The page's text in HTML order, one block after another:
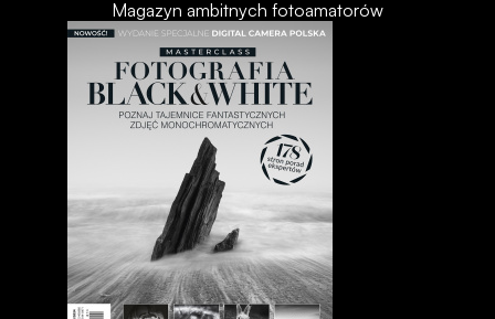
Magazyn ambitnych fotoamatorów